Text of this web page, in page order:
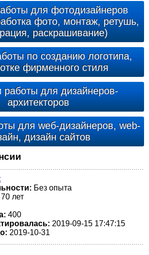
для фотодизайнеров
фото, монтаж, ретушь,
раскрашивание)
по созданию логотипа,
фирменного стиля
работы для дизайнеров-
архитекторов
для wеб-дизайнеров, web-
дизайн сайтов
Без опыта
лет
400
2019-09-15 17:47:15
2019-10-31